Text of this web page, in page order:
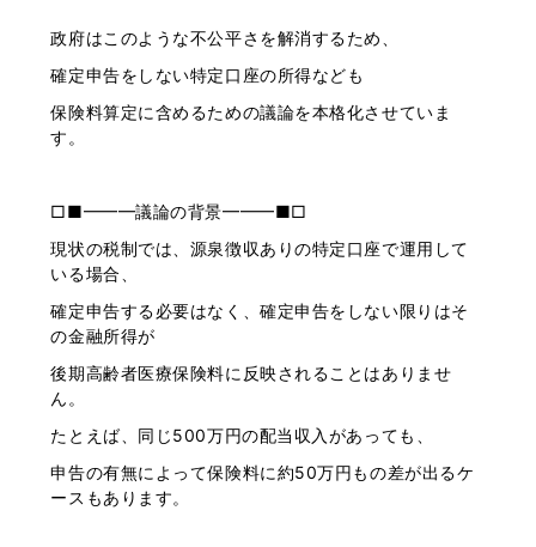
政府はこのような不公平さを解消するため、
確定申告をしない特定口座の所得なども
保険料算定に含めるための議論を本格化させていま
す。
□■━━━議論の背景━━━■□
現状の税制では、源泉徴収ありの特定口座で運用して
いる場合、
確定申告する必要はなく、確定申告をしない限りはそ
の金融所得が
後期高齢者医療保険料に反映されることはありませ
ん。
たとえば、同じ500万円の配当収入があっても、
申告の有無によって保険料に約50万円もの差が出るケ
ースもあります。